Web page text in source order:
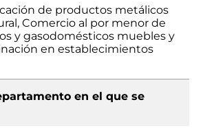
de productos metálicos
Comercio al por menor de
y gasodomésticos muebles y
en establecimientos
en el que se